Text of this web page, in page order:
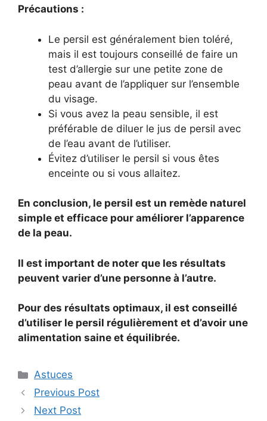
Précautions :
Le persil est généralement bien toléré,
mais il est toujours conseillé de faire un
test d’allergie sur une petite zone de
peau avant de l’appliquer sur l’ensemble
du visage.
Si vous avez la peau sensible, il est
préférable de diluer le jus de persil avec
de l’eau avant de l’utiliser.
Évitez d’utiliser le persil si vous êtes
enceinte ou si vous allaitez.
En conclusion, le persil est un remède naturel
simple et efficace pour améliorer l’apparence
de la peau.
Il est important de noter que les résultats
peuvent varier d’une personne à l’autre.
Pour des résultats optimaux, il est conseillé
d’utiliser le persil régulièrement et d’avoir une
alimentation saine et équilibrée.
Categories
Astuces
Previous Post
Next Post